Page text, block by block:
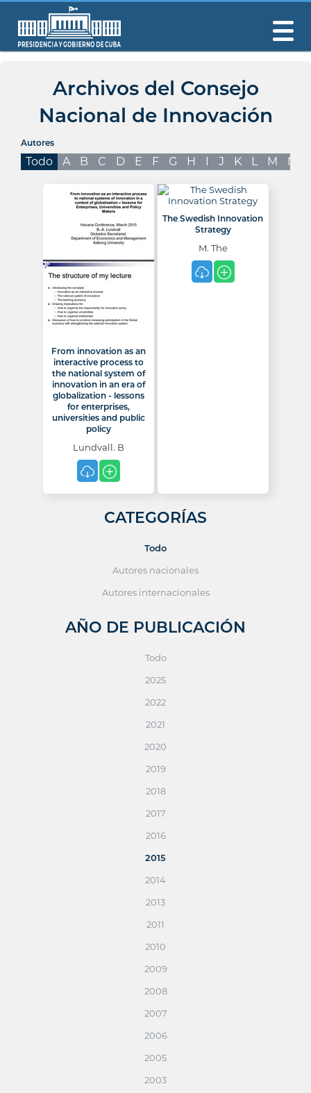
Archivos del Consejo
Nacional de Innovación
Autores
Todo A B C D E F G H I J K L M N
From innovation as an
interactive process to
the national system of
innovation in an era of
globalization - lessons
for enterprises,
universities and public
policy
Lundvall. B
The Swedish Innovation
Strategy
M. The
CATEGORÍAS
Todo
Autores nacionales
Autores internacionales
AÑO DE PUBLICACIÓN
Todo
2025
2022
2021
2020
2019
2018
2017
2016
2015
2014
2013
2011
2010
2009
2008
2007
2006
2005
2003